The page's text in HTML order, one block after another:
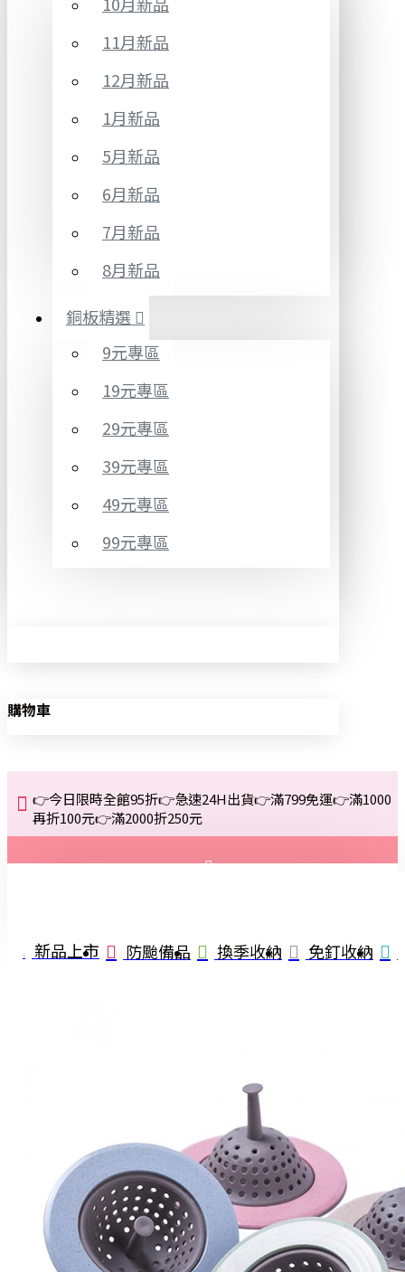
11月新品
12月新品
1月新品
5月新品
6月新品
7月新品
8月新品
銅板精選
9元專區
19元專區
29元專區
39元專區
49元專區
99元專區
購物車
👉今日限時全館95折👉急速24H出貨👉滿799免運👉滿1000
再折100元👉滿2000折250元
註冊
新品上市 防颱備品 換季收納 免釘收納